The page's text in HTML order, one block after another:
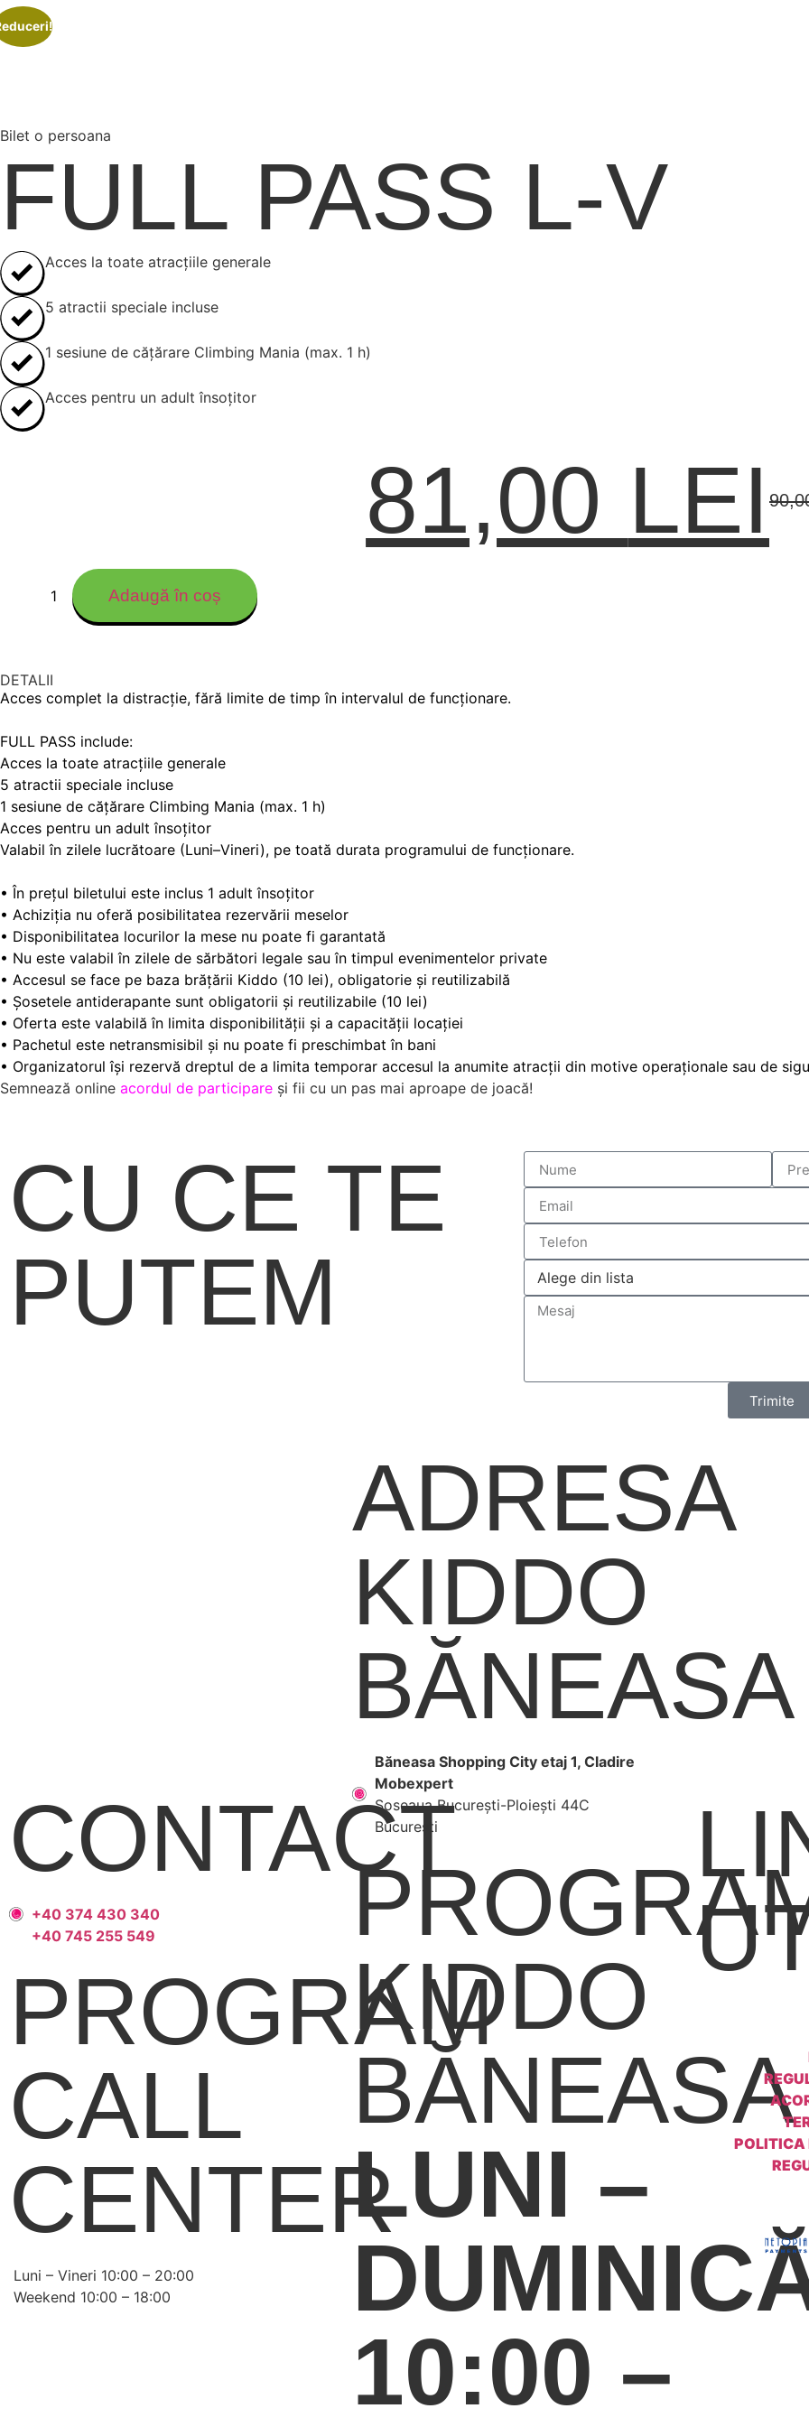
Bilet o persoana
FULL PASS L-V
Acces la toate atracțiile generale
5 atractii speciale incluse
1 sesiune de cățărare Climbing Mania (max. 1 h)
Acces pentru un adult însoțitor
81,00 LEI
Adaugă în coș
DETALII
Acces complet la distracție, fără limite de timp în intervalul de funcționare.
FULL PASS include:
Acces la toate atracțiile generale
5 atractii speciale incluse
1 sesiune de cățărare Climbing Mania (max. 1 h)
Acces pentru un adult însoțitor
Valabil în zilele lucrătoare (Luni–Vineri), pe toată durata programului de funcționare.
• În prețul biletului este inclus 1 adult însoțitor
• Achiziția nu oferă posibilitatea rezervării meselor
• Disponibilitatea locurilor la mese nu poate fi garantată
• Nu este valabil în zilele de sărbători legale sau în timpul evenimentelor private
• Accesul se face pe baza brățării Kiddo (10 lei), obligatorie și reutilizabilă
• Șosetele antiderapante sunt obligatorii și reutilizabile (10 lei)
• Oferta este valabilă în limita disponibilității și a capacității locației
• Pachetul este netransmisibil și nu poate fi preschimbat în bani
• Organizatorul își rezervă dreptul de a limita temporar accesul la anumite atracții din motive operaționale sau de
Semnează online acordul de participare și fii cu un pas mai aproape de joacă!
CU CE TE
PUTEM
Trimite
CONTACT
+40 374 430 340
+40 745 255 549
PROGRAM
CALL
CENTER
Luni – Vineri 10:00 – 20:00
Weekend 10:00 – 18:00
ADRESA
KIDDO
BĂNEASA
Băneasa Shopping City etaj 1, Cladire
Mobexpert
Șoseaua București-Ploiești 44C
București
KIDDO
BĂNEASA
LUNI –
10:00 –
POLITICA